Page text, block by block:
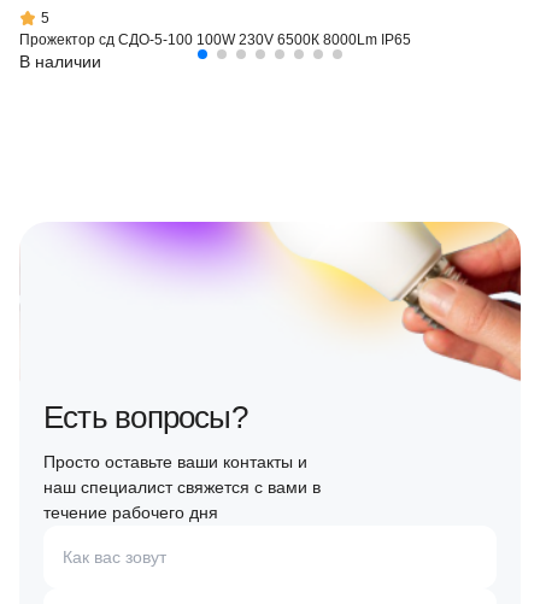
5
Прожектор сд СДО-5-100 100W 230V 6500К 8000Lm IP65
В наличии
Есть вопросы?
Просто оставьте ваши контакты и
наш специалист свяжется с вами в
течение рабочего дня
Как вас зовут